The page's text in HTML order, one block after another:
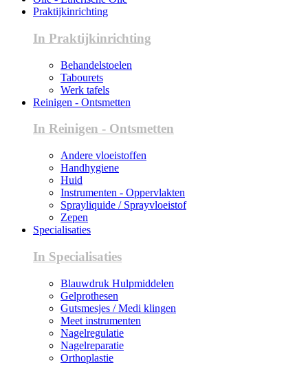
Praktijkinrichting
In Praktijkinrichting
Behandelstoelen
Tabourets
Werk tafels
Reinigen - Ontsmetten
In Reinigen - Ontsmetten
Andere vloeistoffen
Handhygiene
Huid
Instrumenten - Oppervlakten
Sprayliquide / Sprayvloeistof
Zepen
Specialisaties
In Specialisaties
Blauwdruk Hulpmiddelen
Gelprothesen
Gutsmesjes / Medi klingen
Meet instrumenten
Nagelregulatie
Nagelreparatie
Orthoplastie